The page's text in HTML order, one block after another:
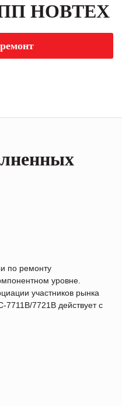
НОВТЕХ
по ремонту
уровне.
участников рынка
7721B действует с